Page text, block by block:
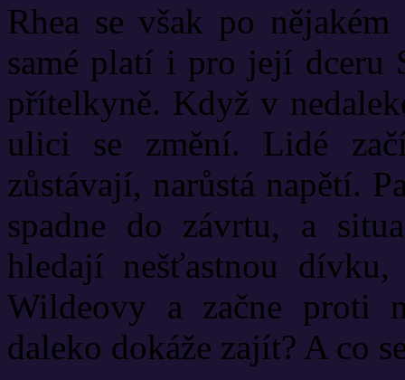
Rhea se však po
samé platí i pro její dceru
přítelkyně. Když v
ulici se změní. Lidé
zůstávají, narůstá napětí.
spadne do závrtu, a
hledají nešťastnou
Wildeovy a začne proti
daleko dokáže zajít? A co